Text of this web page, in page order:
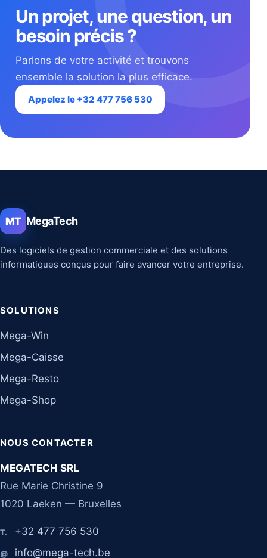
Un projet, une question, un
besoin précis ?
Parlons de votre activité et trouvons
ensemble la solution la plus efficace.
Appelez le +32 477 756 530
MT MegaTech
Des logiciels de gestion commerciale et des solutions
informatiques conçus pour faire avancer votre entreprise.
SOLUTIONS
Mega-Win
Mega-Caisse
Mega-Resto
Mega-Shop
NOUS CONTACTER
MEGATECH SRL
Rue Marie Christine 9
1020 Laeken — Bruxelles
T. +32 477 756 530
@ info@mega-tech.be